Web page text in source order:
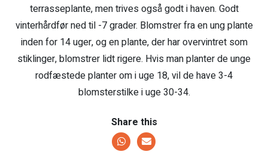
terrasseplante, men trives også godt i haven. Godt
vinterhårdfør ned til -7 grader. Blomstrer fra en ung plante
inden for 14 uger, og en plante, der har overvintret som
stiklinger, blomstrer lidt rigere. Hvis man planter de unge
rodfæstede planter om i uge 18, vil de have 3-4
blomsterstilke i uge 30-34.
Share this